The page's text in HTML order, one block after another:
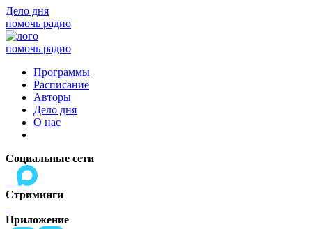
Дело дня
помочь радио
помочь радио
Программы
Расписание
Авторы
Дело дня
О нас
Социальные сети
Стриминги
Приложение